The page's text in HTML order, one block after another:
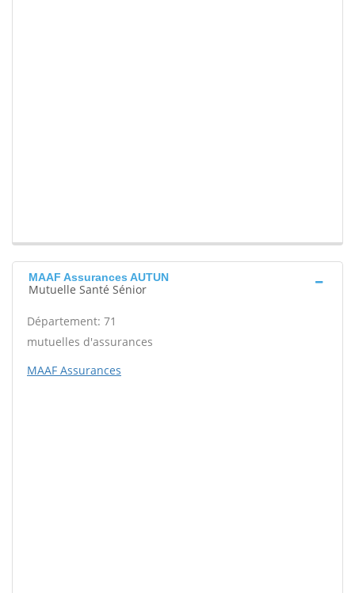
MAAF Assurances AUTUN
Mutuelle Santé Sénior
Département: 71
mutuelles d'assurances
MAAF Assurances